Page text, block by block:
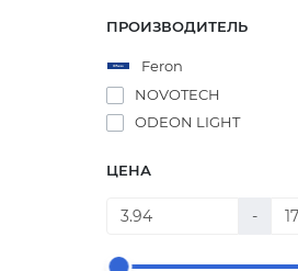
ПРОИЗВОДИТЕЛЬ
Feron
NOVOTECH
ODEON LIGHT
ЦЕНА
-